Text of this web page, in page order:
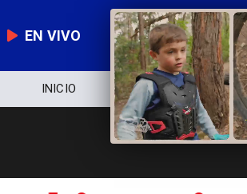
EN VIVO
NOTICIERO POLÍTICA